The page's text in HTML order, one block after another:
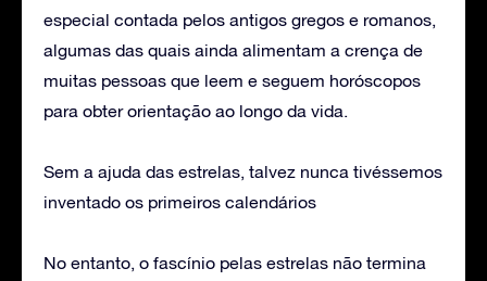
especial contada pelos antigos gregos e romanos,
algumas das quais ainda alimentam a crença de
muitas pessoas que leem e seguem horóscopos
para obter orientação ao longo da vida.
Sem a ajuda das estrelas, talvez nunca tivéssemos
inventado os primeiros calendários
No entanto, o fascínio pelas estrelas não termina